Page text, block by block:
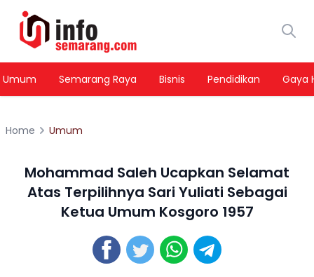
Umum Semarang Raya Bisnis Pendidikan Gaya
Home Umum
Mohammad Saleh Ucapkan Selamat
Atas Terpilihnya Sari Yuliati Sebagai
Ketua Umum Kosgoro 1957